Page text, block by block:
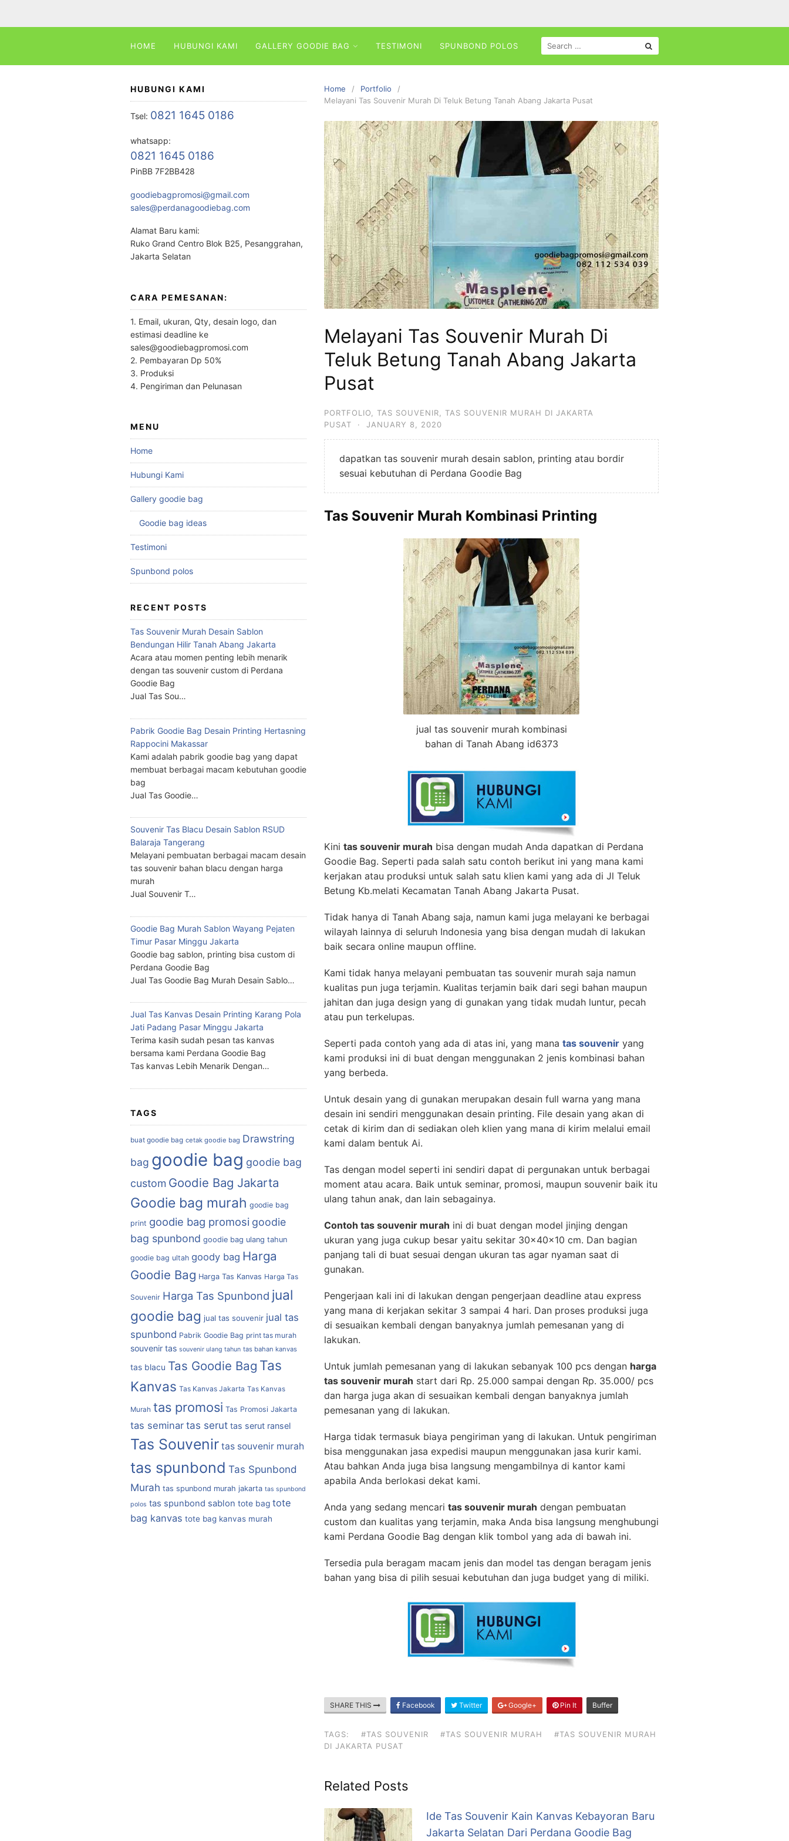
HOME HUBUNGI KAMI GALLERY GOODIE BAG TESTIMONI SPUNBOND POLOS
SEARCH
FOR:
Home
Portfolio
Melayani Tas Souvenir Murah Di Teluk Betung Tanah Abang Jakarta Pusat
Melayani Tas Souvenir Murah Di
Teluk Betung Tanah Abang Jakarta
Pusat
PORTFOLIO TAS SOUVENIR
TAS SOUVENIR MURAH DI JAKARTA
PUSAT
· JANUARY 8, 2020
dapatkan tas souvenir murah desain sablon, printing atau bordir
sesuai kebutuhan di Perdana Goodie Bag
Tas Souvenir Murah Kombinasi Printing
jual tas souvenir murah kombinasi
bahan di Tanah Abang id6373
Kini tas souvenir murah bisa dengan mudah Anda dapatkan di Perdana
Goodie Bag. Seperti pada salah satu contoh berikut ini yang mana kami
kerjakan atau produksi untuk salah satu klien kami yang ada di Jl Teluk
Betung Kb.melati Kecamatan Tanah Abang Jakarta Pusat.
Tidak hanya di Tanah Abang saja, namun kami juga melayani ke berbagai
wilayah lainnya di seluruh Indonesia yang bisa dengan mudah di lakukan
baik secara online maupun offline.
Kami tidak hanya melayani pembuatan tas souvenir murah saja namun
kualitas pun juga terjamin. Kualitas terjamin baik dari segi bahan maupun
jahitan dan juga design yang di gunakan yang tidak mudah luntur, pecah
atau pun terkelupas.
Seperti pada contoh yang ada di atas ini, yang mana tas souvenir yang
kami produksi ini di buat dengan menggunakan 2 jenis kombinasi bahan
yang berbeda.
Untuk desain yang di gunakan merupakan desain full warna yang mana
desain ini sendiri menggunakan desain printing. File desain yang akan di
cetak di kirim dan di sediakan oleh klien yang mana di kirim melalui email
kami dalam bentuk Ai.
Tas dengan model seperti ini sendiri dapat di pergunakan untuk berbagai
moment atau acara. Baik untuk seminar, promosi, maupun souvenir baik itu
ulang tahun anak, dan lain sebagainya.
Contoh tas souvenir murah ini di buat dengan model jinjing dengan
ukuran yang juga cukup besar yaitu sekitar 30x40x10 cm. Dan bagian
panjang tali di buat sesuai dengan ukuran tas agar nyaman saat di
gunakan.
Pengerjaan kali ini di lakukan dengan pengerjaan deadline atau express
yang mana di kerjakan sekitar 3 sampai 4 hari. Dan proses produksi juga
di sesuaikan kembali dengan banyaknya jumlah pemesanan yang di
lakukan.
Untuk jumlah pemesanan yang di lakukan sebanyak 100 pcs dengan harga
tas souvenir murah start dari Rp. 25.000 sampai dengan Rp. 35.000/ pcs
dan harga juga akan di sesuaikan kembali dengan banyaknya jumlah
pemesanan yang di lakukan.
Harga tidak termasuk biaya pengiriman yang di lakukan. Untuk pengiriman
bisa menggunakan jasa expedisi maupun menggunakan jasa kurir kami.
Atau bahkan Anda juga bisa langsung mengambilnya di kantor kami
apabila Anda berlokasi dekat kami.
Anda yang sedang mencari tas souvenir murah dengan pembuatan
custom dan kualitas yang terjamin, maka Anda bisa langsung menghubungi
kami Perdana Goodie Bag dengan klik tombol yang ada di bawah ini.
Tersedia pula beragam macam jenis dan model tas dengan beragam jenis
bahan yang bisa di pilih sesuai kebutuhan dan juga budget yang di miliki.
SHARE THIS Facebook Twitter Google+ Pin It Buffer
TAGS: #TAS SOUVENIR #TAS SOUVENIR MURAH
#TAS SOUVENIR MURAH
DI JAKARTA PUSAT
Related Posts
Ide Tas Souvenir Kain Kanvas Kebayoran Baru
Jakarta Selatan Dari Perdana Goodie Bag
HUBUNGI KAMI
Tsel: 0821 1645 0186
whatsapp:
0821 1645 0186
PinBB 7F2BB428
goodiebagpromosi@gmail.com
sales@perdanagoodiebag.com
Alamat Baru kami:
Ruko Grand Centro Blok B25, Pesanggrahan,
Jakarta Selatan
CARA PEMESANAN:
1. Email, ukuran, Qty, desain logo, dan
estimasi deadline ke
sales@goodiebagpromosi.com
2. Pembayaran Dp 50%
3. Produksi
4. Pengiriman dan Pelunasan
MENU
Home
Hubungi Kami
Gallery goodie bag
Goodie bag ideas
Testimoni
Spunbond polos
RECENT POSTS
Tas Souvenir Murah Desain Sablon
Bendungan Hilir Tanah Abang Jakarta
Acara atau momen penting lebih menarik
dengan tas souvenir custom di Perdana
Goodie Bag
Jual Tas Sou…
Pabrik Goodie Bag Desain Printing Hertasning
Rappocini Makassar
Kami adalah pabrik goodie bag yang dapat
membuat berbagai macam kebutuhan goodie
bag
Jual Tas Goodie…
Souvenir Tas Blacu Desain Sablon RSUD
Balaraja Tangerang
Melayani pembuatan berbagai macam desain
tas souvenir bahan blacu dengan harga
murah
Jual Souvenir T…
Goodie Bag Murah Sablon Wayang Pejaten
Timur Pasar Minggu Jakarta
Goodie bag sablon, printing bisa custom di
Perdana Goodie Bag
Jual Tas Goodie Bag Murah Desain Sablo…
Jual Tas Kanvas Desain Printing Karang Pola
Jati Padang Pasar Minggu Jakarta
Terima kasih sudah pesan tas kanvas
bersama kami Perdana Goodie Bag
Tas kanvas Lebih Menarik Dengan…
TAGS
buat goodie bag cetak goodie bag Drawstring
bag goodie bag goodie bag
custom Goodie Bag Jakarta
Goodie bag murah goodie bag
print goodie bag promosi goodie
bag spunbond goodie bag ulang tahun
goodie bag ultah goody bag Harga
Goodie Bag Harga Tas Kanvas Harga Tas
Souvenir Harga Tas Spunbond jual
goodie bag jual tas souvenir jual tas
spunbond Pabrik Goodie Bag print tas murah
souvenir tas souvenir ulang tahun tas bahan kanvas
tas blacu Tas Goodie Bag Tas
Kanvas Tas Kanvas Jakarta Tas Kanvas
Murah tas promosi Tas Promosi Jakarta
tas seminar tas serut tas serut ransel
Tas Souvenir tas souvenir murah
tas spunbond Tas Spunbond
Murah tas spunbond murah jakarta tas spunbond
polos tas spunbond sablon tote bag tote
bag kanvas tote bag kanvas murah